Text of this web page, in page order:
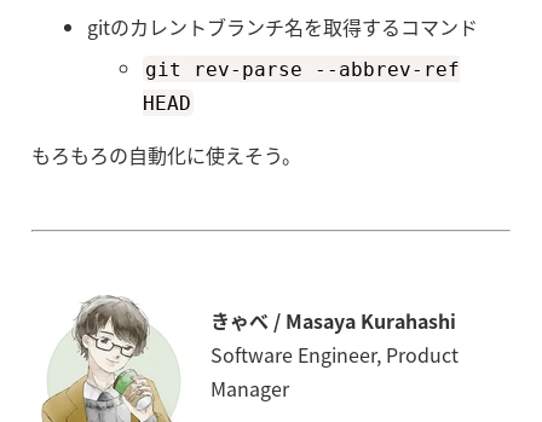
gitのカレントブランチ名を取得するコマンド
git rev-parse --abbrev-ref
HEAD
もろもろの自動化に使えそう。
きゃべ / Masaya Kurahashi
Software Engineer, Product
Manager